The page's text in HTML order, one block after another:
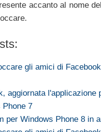
accanto al nome
gli amici di
aggiornata l'applicazione
Phone 7
per Windows Phone 8 in